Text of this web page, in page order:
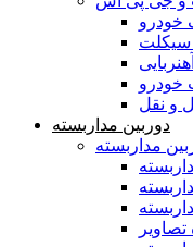
خودرو
سیکلت
و نقل
دوربین مداربسته
مداربسته